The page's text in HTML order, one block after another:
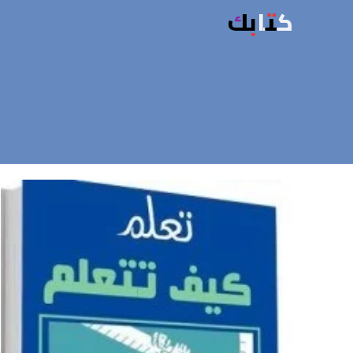
كتابك